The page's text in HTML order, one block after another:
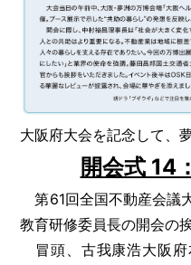
大阪府大会を記念して、
開会式 14
第61回全国不動産会議
教育研修委員長の開会の
冒頭、古我康浩大阪府